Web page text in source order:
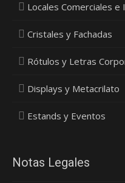
Locales Comerciales
Cristales y Fachadas
Rótulos y Letras
Displays y Metacrilato
Estands y Eventos
Notas Legales